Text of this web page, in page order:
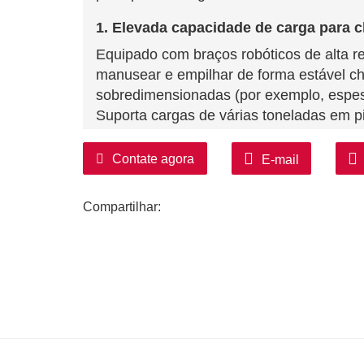
1. Elevada capacidade de carga para
Equipado com braços robóticos de alta
manusear e empilhar de forma estável
sobredimensionadas (por exemplo,
Suporta cargas de várias toneladas em
2. Posicionamento preciso e
organizado, evitando desalinhamentos,
Contate agora E-mail
Compartilhar: